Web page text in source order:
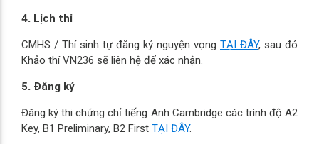
4. Lịch thi
CMHS / Thí sinh tự đăng ký nguyện vọng TẠI ĐÂY, sau đó
Khảo thí VN236 sẽ liên hệ để xác nhận.
5. Đăng ký
Đăng ký thi chứng chỉ tiếng Anh Cambridge các trình độ A2
Key, B1 Preliminary, B2 First TẠI ĐÂY.